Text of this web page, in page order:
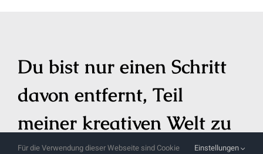
Du bist nur einen Schritt
davon entfernt, Teil
meiner kreativen Welt zu
Für die Verwendung dieser Webseite sind Cookie Einstellungen